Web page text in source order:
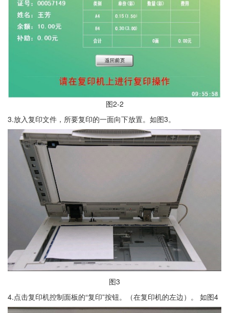
图2-2
3.放入复印文件，所要复印的一面向下放置。如图3。
图3
4.点击复印机控制面板的“复印”按钮。（在复印机的左边）。 如图4